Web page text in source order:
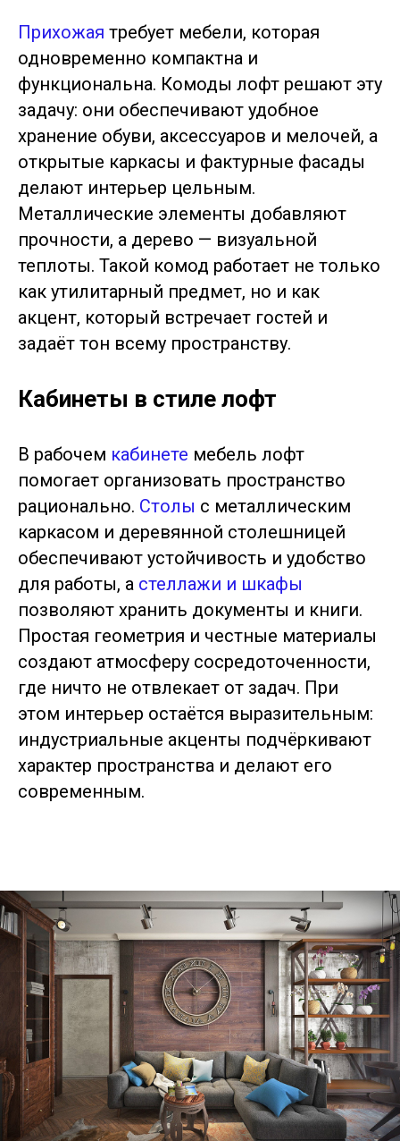
Прихожая требует мебели, которая
одновременно компактна и
функциональна. Комоды лофт решают эту
задачу: они обеспечивают удобное
хранение обуви, аксессуаров и мелочей, а
открытые каркасы и фактурные фасады
делают интерьер цельным.
Металлические элементы добавляют
прочности, а дерево — визуальной
теплоты. Такой комод работает не только
как утилитарный предмет, но и как
акцент, который встречает гостей и
задаёт тон всему пространству.
Кабинеты в стиле лофт
В рабочем кабинете мебель лофт
помогает организовать пространство
рационально. Столы с металлическим
каркасом и деревянной столешницей
обеспечивают устойчивость и удобство
для работы, а стеллажи и шкафы
позволяют хранить документы и книги.
Простая геометрия и честные материалы
создают атмосферу сосредоточенности,
где ничто не отвлекает от задач. При
этом интерьер остаётся выразительным:
индустриальные акценты подчёркивают
характер пространства и делают его
современным.